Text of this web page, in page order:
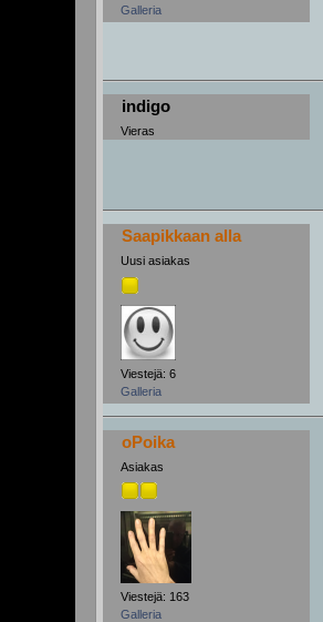
Galleria
indigo
Vieras
Saapikkaan alla
Uusi asiakas
Viestejä: 6
Galleria
oPoika
Asiakas
Viestejä: 163
Galleria